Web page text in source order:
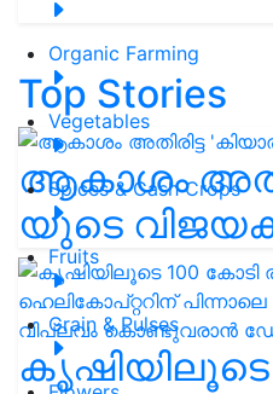
Organic Farming
Vegetables
Spices & Cash Crops
Fruits
Grain & Pulses
Top Stories
ആകാശം
യുടെ
കൃഷിയിലൂടെ